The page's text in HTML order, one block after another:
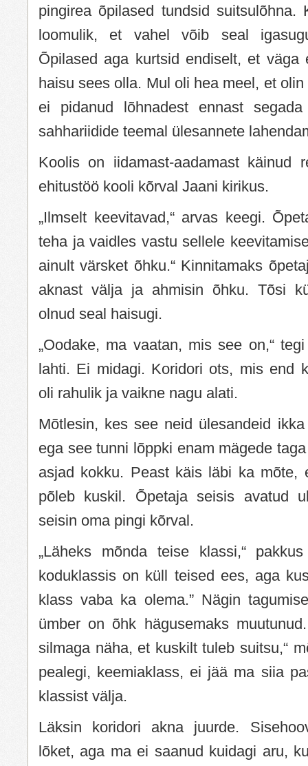
pingirea õpilased tundsid suitsulõhna.
loomulik, et vahel võib seal
Õpilased aga kurtsid endiselt, et väga
haisu sees olla. Mul oli hea meel, et
ei pidanud lõhnadest ennast
sahhariidide teemal ülesannete
Koolis on iidamast-aadamast käinud
ehitustöö kooli kõrval Jaani kirikus.
„Ilmselt keevitavad,“ arvas keegi.
teha ja vaidles vastu sellele
ainult värsket õhku.“ Kinnitamaks
aknast välja ja ahmisin õhku. Tõsi
olnud seal haisugi.
„Oodake, ma vaatan, mis see on,“
lahti. Ei midagi. Koridori ots, mis end
oli rahulik ja vaikne nagu alati.
Mõtlesin, kes see neid ülesandeid
ega see tunni lõppki enam mägede
asjad kokku. Peast käis läbi ka mõte,
põleb kuskil. Õpetaja seisis avatud
seisin oma pingi kõrval.
„Läheks mõnda teise klassi,“
koduklassis on küll teised ees, aga
klass vaba ka olema.” Nägin
ümber on õhk hägusemaks
silmaga näha, et kuskilt tuleb suitsu,“
pealegi, keemiaklass, ei jää ma siia
klassist välja.
Läksin koridori akna juurde.
lõket, aga ma ei saanud kuidagi aru,